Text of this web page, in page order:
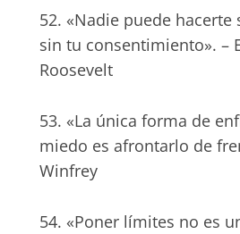
52. «Nadie puede
sin tu consentimiento». –
Roosevelt
53. «La única forma de
miedo es afrontarlo de
Winfrey
54. «Poner límites no es